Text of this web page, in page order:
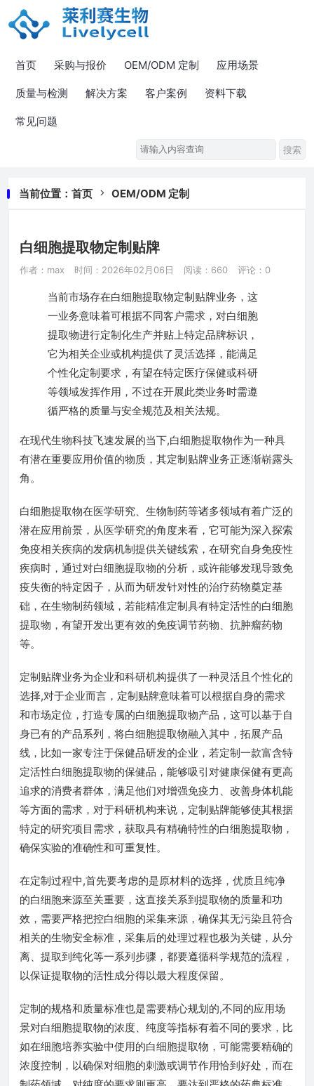
首页 采购与报价 OEM/ODM 定制 应用场景
质量与检测 解决方案 客户案例 资料下载
常见问题
当前位置： 首页 OEM/ODM 定制
白细胞提取物定制贴牌
作者：max 时间：2026年02月06日 阅读：660 评论：0
当前市场存在白细胞提取物定制贴牌业务，这
一业务意味着可根据不同客户需求，对白细胞
提取物进行定制化生产并贴上特定品牌标识，
它为相关企业或机构提供了灵活选择，能满足
个性化定制要求，有望在特定医疗保健或科研
等领域发挥作用，不过在开展此类业务时需遵
循严格的质量与安全规范及相关法规。
在现代生物科技飞速发展的当下,白细胞提取物作为一种具
有潜在重要应用价值的物质，其定制贴牌业务正逐渐崭露头
角。
白细胞提取物在医学研究、生物制药等诸多领域有着广泛的
潜在应用前景，从医学研究的角度来看，它可能为深入探索
免疫相关疾病的发病机制提供关键线索，在研究自身免疫性
疾病时，通过对白细胞提取物的分析，或许能够发现导致免
疫失衡的特定因子，从而为研发针对性的治疗药物奠定基
础，在生物制药领域，若能精准定制具有特定活性的白细胞
提取物，有望开发出更有效的免疫调节药物、抗肿瘤药物
等。
定制贴牌业务为企业和科研机构提供了一种灵活且个性化的
选择,对于企业而言，定制贴牌意味着可以根据自身的需求
和市场定位，打造专属的白细胞提取物产品，这可以基于自
身已有的产品系列，将白细胞提取物融入其中，拓展产品
线，比如一家专注于保健品研发的企业，若定制一款富含特
定活性白细胞提取物的保健品，能够吸引对健康保健有更高
追求的消费者群体，满足他们对增强免疫力、改善身体机能
等方面的需求，对于科研机构来说，定制贴牌能够使其根据
特定的研究项目需求，获取具有精确特性的白细胞提取物，
确保实验的准确性和可重复性。
在定制过程中,首先要考虑的是原材料的选择，优质且纯净
的白细胞来源至关重要，这直接关系到提取物的质量和功
效，需要严格把控白细胞的采集来源，确保其无污染且符合
相关的生物安全标准，采集后的处理过程也极为关键，从分
离、提取到纯化等一系列步骤，都要遵循科学规范的流程，
以保证提取物的活性成分得以最大程度保留。
定制的规格和质量标准也是需要精心规划的,不同的应用场
景对白细胞提取物的浓度、纯度等指标有着不同的要求，比
如在细胞培养实验中使用的白细胞提取物，可能需要精确的
浓度控制，以确保对细胞的刺激或调节作用恰到好处，而在